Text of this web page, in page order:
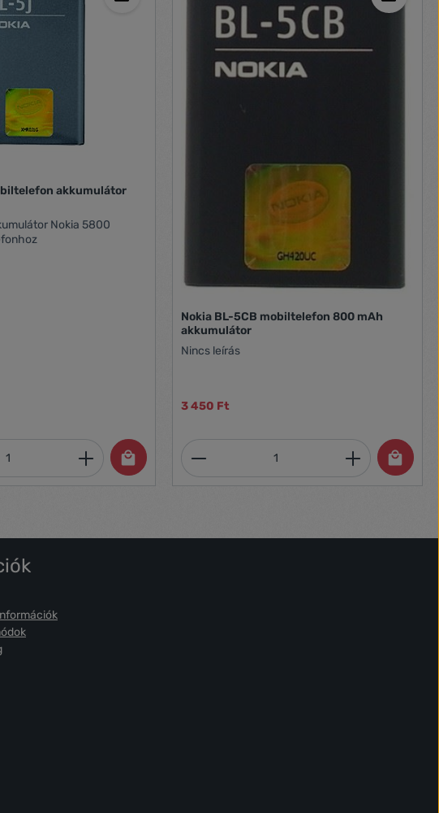
vagy használja a gombokat a
akkumulátor
Nokia 5800
Adja meg a kívánt mennyiséget, vagy
Nokia BL-5CB mobiltelefon 800 mAh
akkumulátor
Nincs leírás
3 450 Ft
Termékmennyiség: Adja